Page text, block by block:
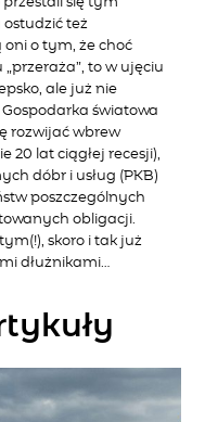
też
oni o tym, że choć
to w ujęciu
ale już nie
światowa
rozwijać wbrew
20 lat ciągłej recesji),
dóbr i usług (PKB)
poszczególnych
obligacji.
skoro i tak już
dłużnikami…